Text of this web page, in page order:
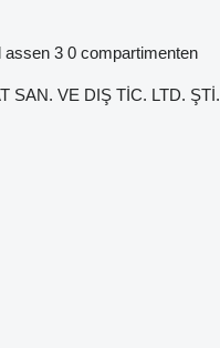
assen 3 0 compartimenten
SAN. VE DIŞ TİC. LTD. ŞTİ.